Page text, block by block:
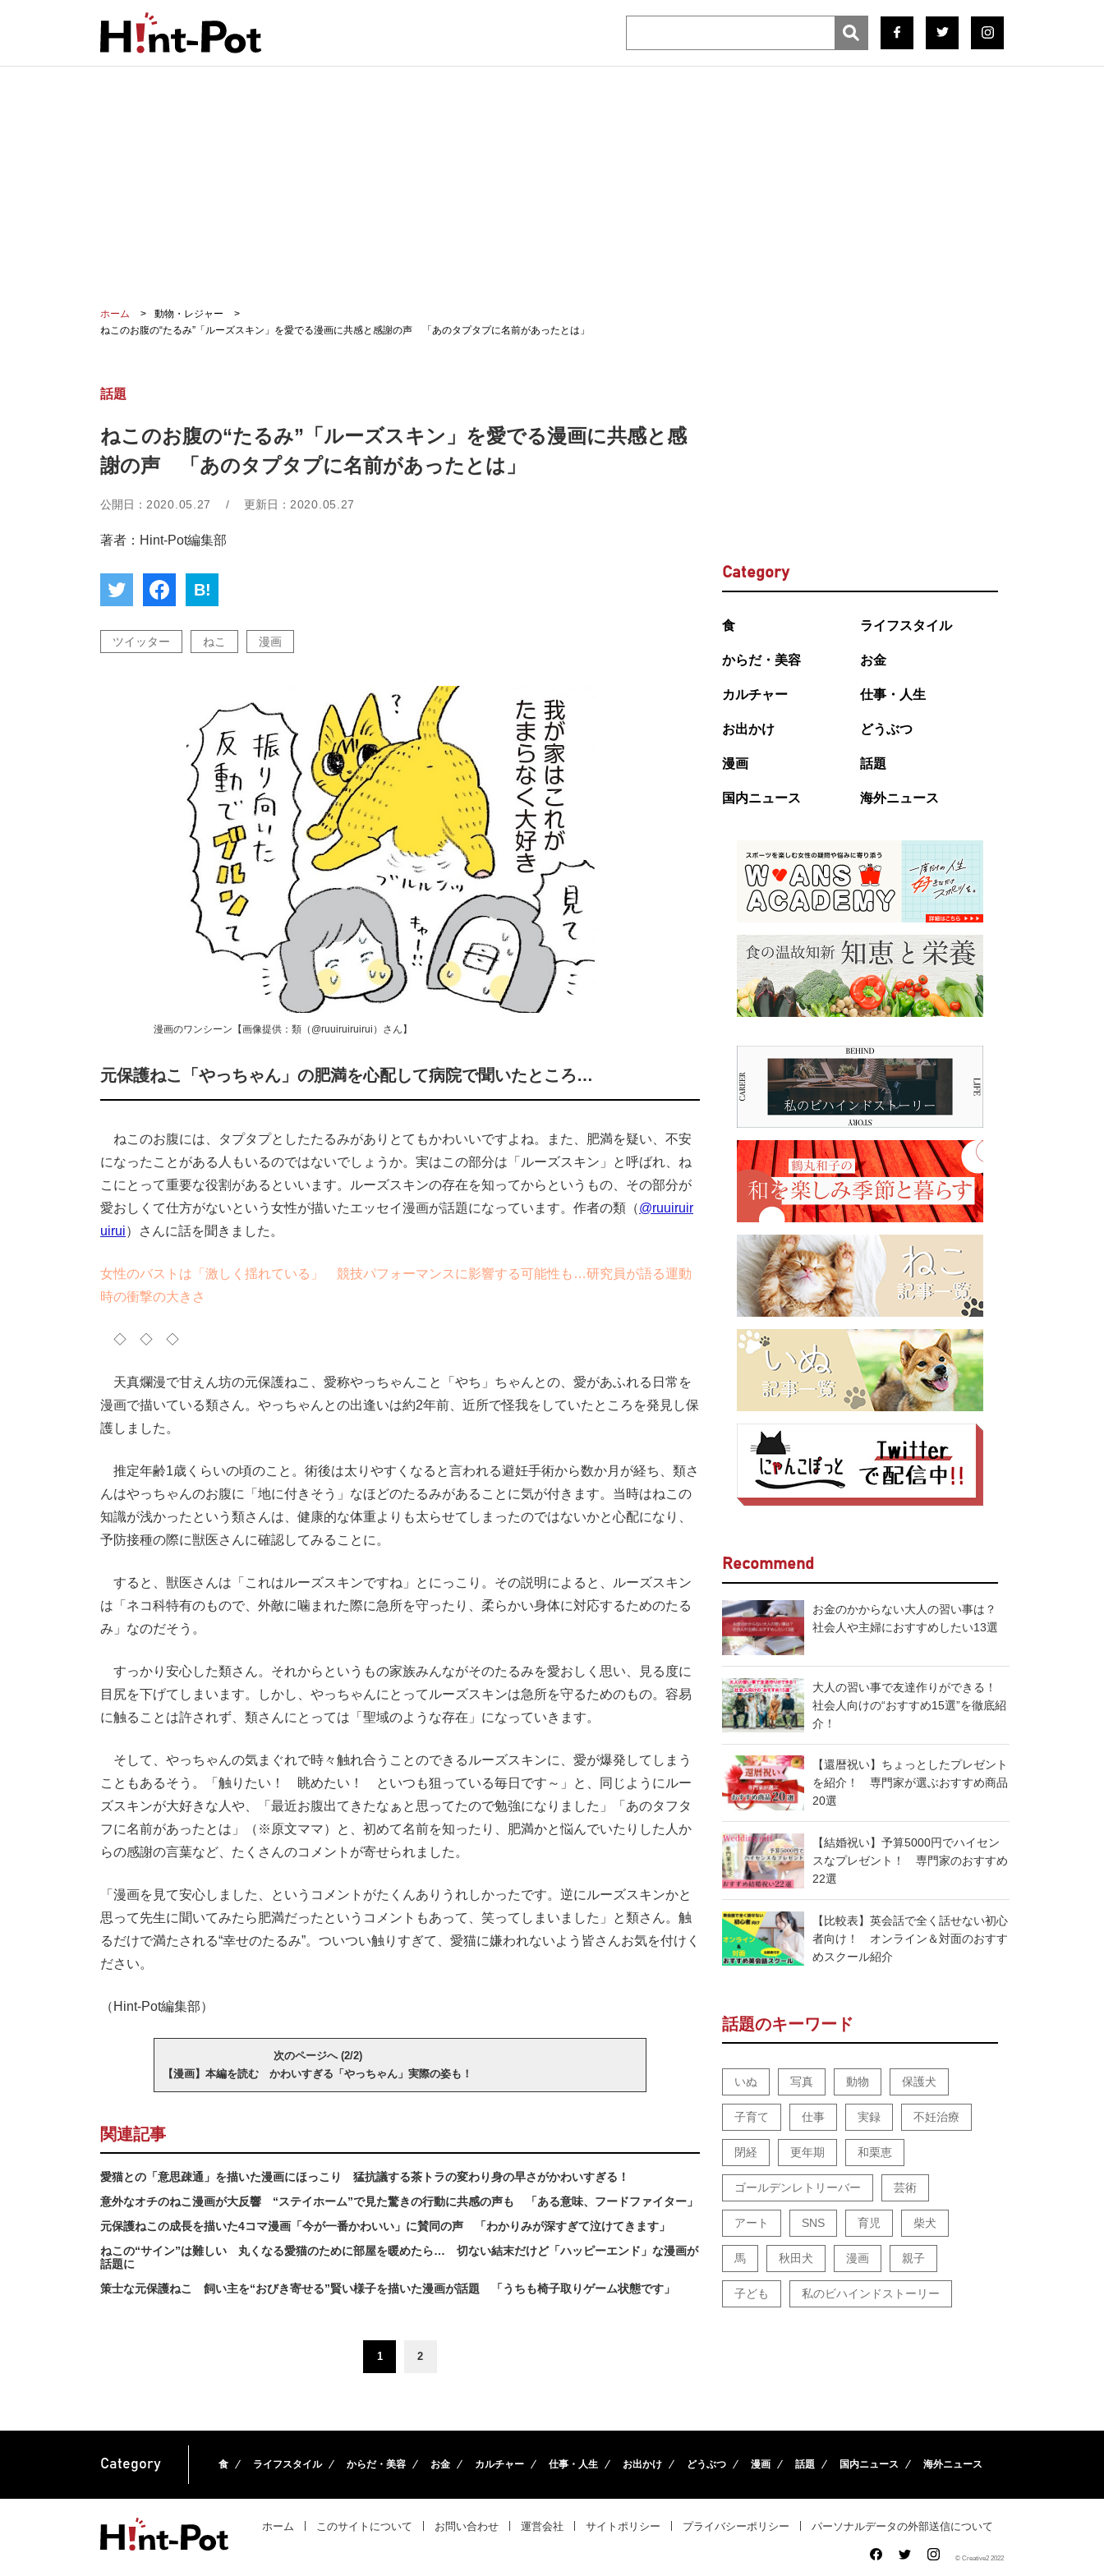
ホーム
動物・レジャー
ねこのお腹の“たるみ”「ルーズスキン」を愛でる漫画に共感と感謝の声 「あのタプタプに名前があったとは」
話題
ねこのお腹の“たるみ”「ルーズスキン」を愛でる漫画に共感と感
謝の声 「あのタプタプに名前があったとは」
公開日： 2020.05.27 / 更新日： 2020.05.27
著者：Hint-Pot編集部
B!
ツイッター ねこ 漫画
漫画のワンシーン【画像提供：類（@ruuiruiruirui）さん】
元保護ねこ「やっちゃん」の肥満を心配して病院で聞いたところ…
ねこのお腹には、タプタプとしたたるみがありとてもかわいいですよね。また、肥満を疑い、不安
になったことがある人もいるのではないでしょうか。実はこの部分は「ルーズスキン」と呼ばれ、ね
こにとって重要な役割があるといいます。ルーズスキンの存在を知ってからというもの、その部分が
愛おしくて仕方がないという女性が描いたエッセイ漫画が話題になっています。作者の類（@ruuiruir
uirui）さんに話を聞きました。
女性のバストは「激しく揺れている」 競技パフォーマンスに影響する可能性も…研究員が語る運動
時の衝撃の大きさ
◇ ◇ ◇
天真爛漫で甘えん坊の元保護ねこ、愛称やっちゃんこと「やち」ちゃんとの、愛があふれる日常を
漫画で描いている類さん。やっちゃんとの出逢いは約2年前、近所で怪我をしていたところを発見し保
護しました。
推定年齢1歳くらいの頃のこと。術後は太りやすくなると言われる避妊手術から数か月が経ち、類さ
んはやっちゃんのお腹に「地に付きそう」なほどのたるみがあることに気が付きます。当時はねこの
知識が浅かったという類さんは、健康的な体重よりも太らせてしまったのではないかと心配になり、
予防接種の際に獣医さんに確認してみることに。
すると、獣医さんは「これはルーズスキンですね」とにっこり。その説明によると、ルーズスキン
は「ネコ科特有のもので、外敵に噛まれた際に急所を守ったり、柔らかい身体に対応するためのたる
み」なのだそう。
すっかり安心した類さん。それからというもの家族みんながそのたるみを愛おしく思い、見る度に
目尻を下げてしまいます。しかし、やっちゃんにとってルーズスキンは急所を守るためのもの。容易
に触ることは許されず、類さんにとっては「聖域のような存在」になっていきます。
そして、やっちゃんの気まぐれで時々触れ合うことのできるルーズスキンに、愛が爆発してしまう
こともあるそう。「触りたい！ 眺めたい！ といつも狙っている毎日です～」と、同じようにルー
ズスキンが大好きな人や、「最近お腹出てきたなぁと思ってたので勉強になりました」「あのタフタ
フに名前があったとは」（※原文ママ）と、初めて名前を知ったり、肥満かと悩んでいたりした人か
らの感謝の言葉など、たくさんのコメントが寄せられました。
「漫画を見て安心しました、というコメントがたくんありうれしかったです。逆にルーズスキンかと
思って先生に聞いてみたら肥満だったというコメントもあって、笑ってしまいました」と類さん。触
るだけで満たされる“幸せのたるみ”。ついつい触りすぎて、愛猫に嫌われないよう皆さんお気を付けく
ださい。
（Hint-Pot編集部）
次のページへ (2/2)
【漫画】本編を読む かわいすぎる「やっちゃん」実際の姿も！
関連記事
愛猫との「意思疎通」を描いた漫画にほっこり 猛抗議する茶トラの変わり身の早さがかわいすぎる！
意外なオチのねこ漫画が大反響 “ステイホーム”で見た驚きの行動に共感の声も 「ある意味、フードファイター」
元保護ねこの成長を描いた4コマ漫画「今が一番かわいい」に賛同の声 「わかりみが深すぎて泣けてきます」
ねこの“サイン”は難しい 丸くなる愛猫のために部屋を暖めたら… 切ない結末だけど「ハッピーエンド」な漫画が
話題に
策士な元保護ねこ 飼い主を“おびき寄せる”賢い様子を描いた漫画が話題 「うちも椅子取りゲーム状態です」
1 2
Category
食 ライフスタイル
からだ・美容 お金
カルチャー 仕事・人生
お出かけ どうぶつ
漫画 話題
国内ニュース 海外ニュース
Recommend
お金のかからない大人の習い事は？
社会人や主婦におすすめしたい13選
大人の習い事で友達作りができる！
社会人向けの“おすすめ15選”を徹底紹
介！
【還暦祝い】ちょっとしたプレゼント
を紹介！ 専門家が選ぶおすすめ商品
20選
【結婚祝い】予算5000円でハイセン
スなプレゼント！ 専門家のおすすめ
22選
【比較表】英会話で全く話せない初心
者向け！ オンライン＆対面のおすす
めスクール紹介
話題のキーワード
いぬ 写真 動物 保護犬
子育て 仕事 実録 不妊治療
閉経 更年期 和栗恵
ゴールデンレトリーバー 芸術
アート SNS 育児 柴犬
馬 秋田犬 漫画 親子
子ども 私のビハインドストーリー
Category 食 ライフスタイル からだ・美容 お金 カルチャー 仕事・人生 お出かけ どうぶつ 漫画 話題 国内ニュース 海外ニュース
ホーム このサイトについて お問い合わせ 運営会社 サイトポリシー プライバシーポリシー パーソナルデータの外部送信について
© Creative2 2022